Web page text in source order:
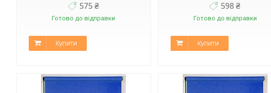
575 ₴
Готово до відправки
Купити
598 ₴
Готово до відправки
Купити